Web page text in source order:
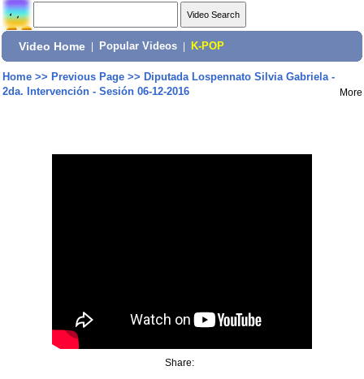
Video Home Popular Videos K-POP
Home>> Previous Page>> Diputada Lospennato Silvia Gabriela -
2da. Intervención - Sesión 06-12-2016
More
Share: